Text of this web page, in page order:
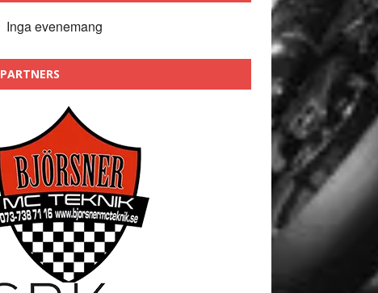
Inga evenemang
PARTNERS